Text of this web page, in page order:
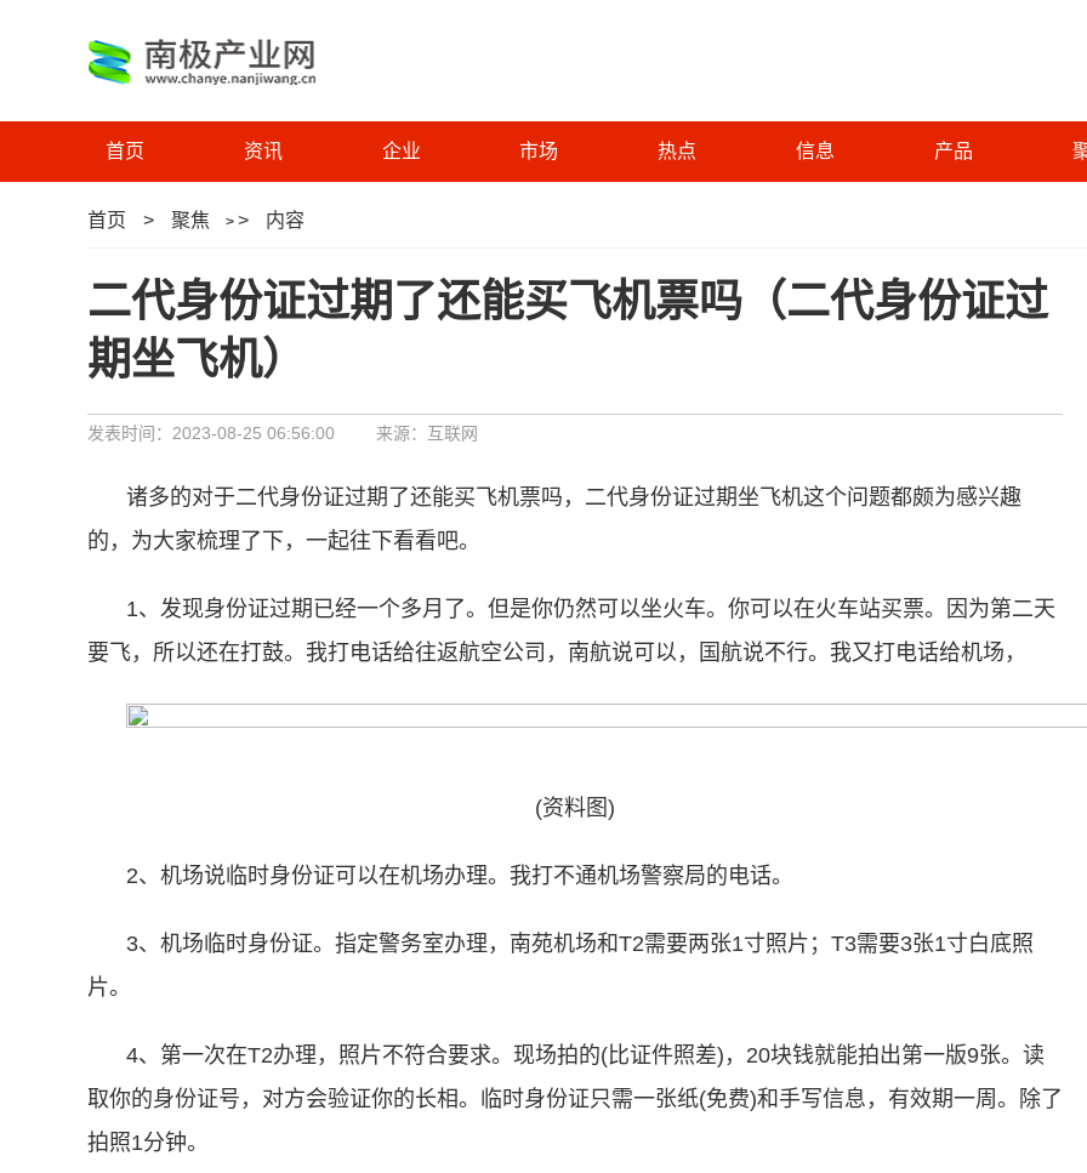
首页 资讯 企业 市场 热点 信息 产品
首页 > 聚焦 > > 内容
二代身份证过期了还能买飞机票吗（二代身份证过
期坐飞机）
发表时间：2023-08-25 06:56:00 来源：互联网
诸多的对于二代身份证过期了还能买飞机票吗，二代身份证过期坐飞机这个问题都颇为感兴趣
的，为大家梳理了下，一起往下看看吧。
1、发现身份证过期已经一个多月了。但是你仍然可以坐火车。你可以在火车站买票。因为第二天
要飞，所以还在打鼓。我打电话给往返航空公司，南航说可以，国航说不行。我又打电话给机场，
(资料图)
2、机场说临时身份证可以在机场办理。我打不通机场警察局的电话。
3、机场临时身份证。指定警务室办理，南苑机场和T2需要两张1寸照片；T3需要3张1寸白底照
片。
4、第一次在T2办理，照片不符合要求。现场拍的(比证件照差)，20块钱就能拍出第一版9张。读
取你的身份证号，对方会验证你的长相。临时身份证只需一张纸(免费)和手写信息，有效期一周。除了
拍照1分钟。